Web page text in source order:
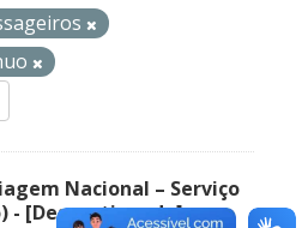
Nacional – Serviço
- [Descontinuado]